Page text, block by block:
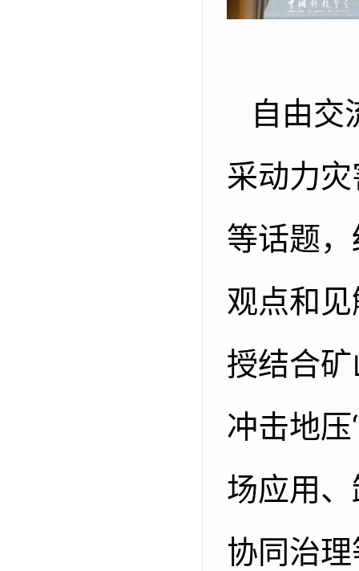
自由交流环节，与会专家围绕深部开
采动力
等话题
观点和
授结合
冲击地
场应用
协同治